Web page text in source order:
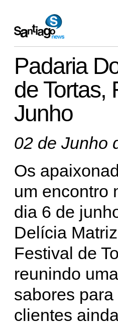
Padaria
de Tortas,
Junho
02 de Junho
Os
um encontro
dia 6 de
Delícia
Festival de
reunindo
sabores
clientes